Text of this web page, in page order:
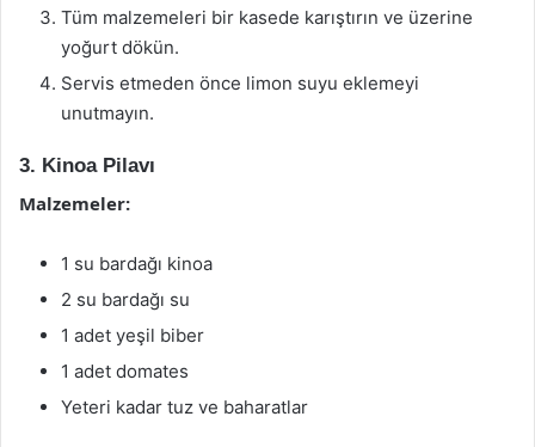
Tüm malzemeleri bir kasede karıştırın ve üzerine
yoğurt dökün.
Servis etmeden önce limon suyu eklemeyi
unutmayın.
3. Kinoa Pilavı
Malzemeler:
1 su bardağı kinoa
2 su bardağı su
1 adet yeşil biber
1 adet domates
Yeteri kadar tuz ve baharatlar